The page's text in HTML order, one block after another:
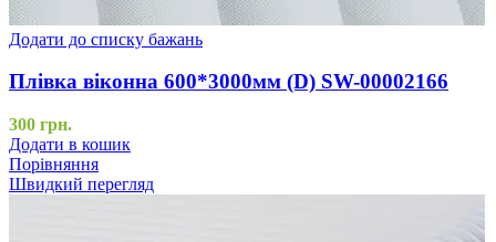
Додати до списку бажань
Плівка віконна 600*3000мм (D) SW-00002166
300 грн.
Додати в кошик
Порівняння
Швидкий перегляд